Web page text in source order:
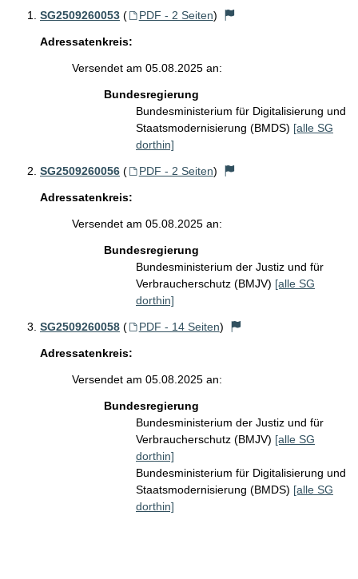
SG2509260053 ( PDF - 2 Seiten)
Adressatenkreis:
Versendet am 05.08.2025 an:
Bundesregierung
Bundesministerium für Digitalisierung und
Staatsmodernisierung (BMDS) [alle SG
dorthin]
SG2509260056 ( PDF - 2 Seiten)
Adressatenkreis:
Versendet am 05.08.2025 an:
Bundesregierung
Bundesministerium der Justiz und für
Verbraucherschutz (BMJV) [alle SG
dorthin]
SG2509260058 ( PDF - 14 Seiten)
Adressatenkreis:
Versendet am 05.08.2025 an:
Bundesregierung
Bundesministerium der Justiz und für
Verbraucherschutz (BMJV) [alle SG
dorthin]
Bundesministerium für Digitalisierung und
Staatsmodernisierung (BMDS) [alle SG
dorthin]